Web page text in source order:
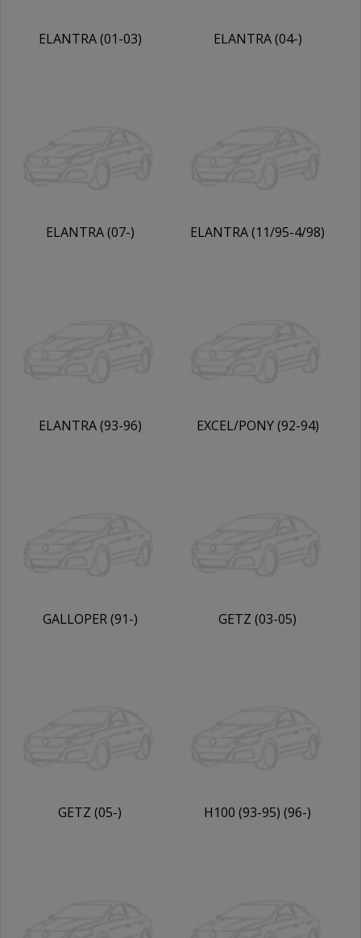
ELANTRA (01-03) ELANTRA (04-)
ELANTRA (07-)
ELANTRA (11/95-4/98)
ELANTRA (93-96) EXCEL/PONY (92-94)
GALLOPER (91-) GETZ (03-05)
GETZ (05-) H100 (93-95) (96-)